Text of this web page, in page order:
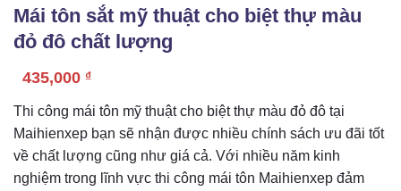
Mái tôn sắt mỹ thuật cho biệt thự màu
đỏ đô chất lượng
435,000 ₫
Thi công mái tôn mỹ thuật cho biệt thự màu đỏ đô tại
Maihienxep bạn sẽ nhận được nhiều chính sách ưu đãi tốt
về chất lượng cũng như giá cả. Với nhiều năm kinh
nghiệm trong lĩnh vực thi công mái tôn Maihienxep đảm